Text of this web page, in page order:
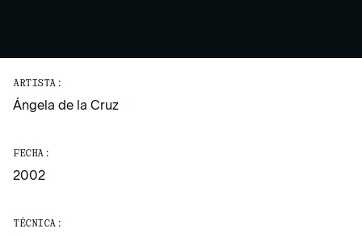
ARTISTA:
Ángela de la Cruz
FECHA:
2002
TÉCNICA: